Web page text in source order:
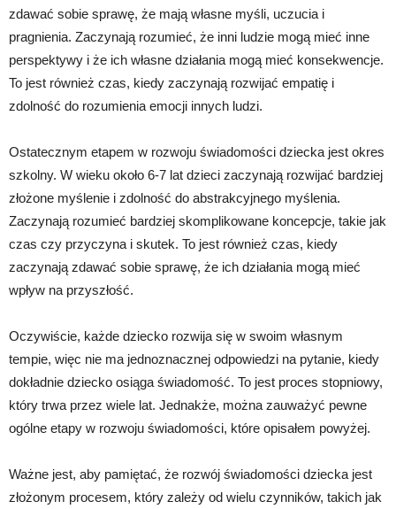
zdawać sobie sprawę, że mają własne myśli, uczucia i
pragnienia. Zaczynają rozumieć, że inni ludzie mogą mieć inne
perspektywy i że ich własne działania mogą mieć konsekwencje.
To jest również czas, kiedy zaczynają rozwijać empatię i
zdolność do rozumienia emocji innych ludzi.
Ostatecznym etapem w rozwoju świadomości dziecka jest okres
szkolny. W wieku około 6-7 lat dzieci zaczynają rozwijać bardziej
złożone myślenie i zdolność do abstrakcyjnego myślenia.
Zaczynają rozumieć bardziej skomplikowane koncepcje, takie jak
czas czy przyczyna i skutek. To jest również czas, kiedy
zaczynają zdawać sobie sprawę, że ich działania mogą mieć
wpływ na przyszłość.
Oczywiście, każde dziecko rozwija się w swoim własnym
tempie, więc nie ma jednoznacznej odpowiedzi na pytanie, kiedy
dokładnie dziecko osiąga świadomość. To jest proces stopniowy,
który trwa przez wiele lat. Jednakże, można zauważyć pewne
ogólne etapy w rozwoju świadomości, które opisałem powyżej.
Ważne jest, aby pamiętać, że rozwój świadomości dziecka jest
złożonym procesem, który zależy od wielu czynników, takich jak